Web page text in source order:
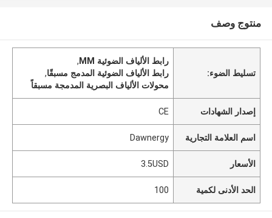
منتوج وصف
تسليط الضوء:
رابط الألياف الضوئية MM
,
رابط الألياف الضوئية المدمج مسبقًا,
محولات الألياف البصرية المدمجة مسبقاً
إصدار الشهادات CE
اسم العلامة التجارية Dawnergy
الأسعار 3.5USD
الحد الأدنى لكمية 100